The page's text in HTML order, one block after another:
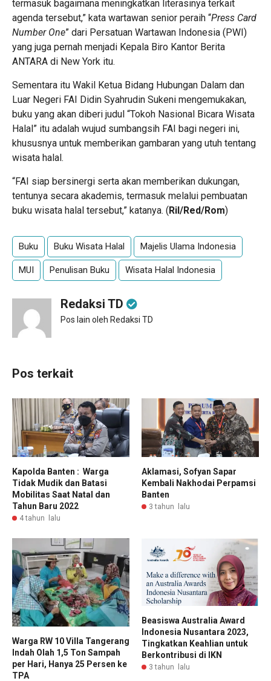
termasuk bagaimana meningkatkan literasinya terkait
agenda tersebut,” kata wartawan senior peraih “Press Card
Number One” dari Persatuan Wartawan Indonesia (PWI)
yang juga pernah menjadi Kepala Biro Kantor Berita
ANTARA di New York itu.
Sementara itu Wakil Ketua Bidang Hubungan Dalam dan
Luar Negeri FAI Didin Syahrudin Sukeni mengemukakan,
buku yang akan diberi judul “Tokoh Nasional Bicara Wisata
Halal” itu adalah wujud sumbangsih FAI bagi negeri ini,
khususnya untuk memberikan gambaran yang utuh tentang
wisata halal.
“FAI siap bersinergi serta akan memberikan dukungan,
tentunya secara akademis, termasuk melalui pembuatan
buku wisata halal tersebut,” katanya. (Ril/Red/Rom)
Buku Buku Wisata Halal Majelis Ulama Indonesia
MUI Penulisan Buku Wisata Halal Indonesia
Redaksi TD
Pos lain oleh Redaksi TD
Pos terkait
Kapolda Banten : Warga
Tidak Mudik dan Batasi
Mobilitas Saat Natal dan
Tahun Baru 2022
4 tahun lalu
Aklamasi, Sofyan Sapar
Kembali Nakhodai Perpamsi
Banten
3 tahun lalu
Warga RW 10 Villa Tangerang
Indah Olah 1,5 Ton Sampah
per Hari, Hanya 25 Persen ke
TPA
Beasiswa Australia Award
Indonesia Nusantara 2023,
Tingkatkan Keahlian untuk
Berkontribusi di IKN
3 tahun lalu